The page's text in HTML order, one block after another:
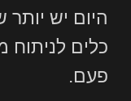
היום יש יותר
כלים לניתוח
פעם.